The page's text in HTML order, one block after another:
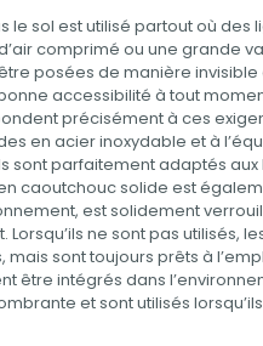
le sol est utilisé partout où des
comprimé ou une grande
posées de manière invisible
accessibilité à tout
précisément à ces
en acier inoxydable et à
sont parfaitement adaptés
en caoutchouc solide est
est solidement
ne sont pas utilisés,
mais sont toujours prêts à
être intégrés dans
et sont utilisés